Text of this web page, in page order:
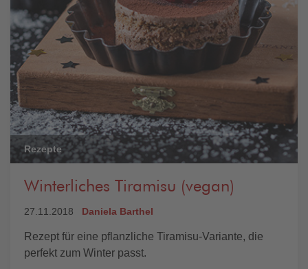
Rezepte
Winterliches Tiramisu (vegan)
27.11.2018 Daniela Barthel
Rezept für eine pflanzliche Tiramisu-Variante, die
perfekt zum Winter passt.